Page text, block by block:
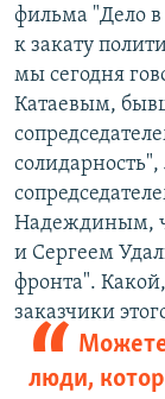
фильма "Дело
к закату
мы сегодня
Катаевым,
Надеждиным,
и Сергеем
фронта".
заказчики
люди,